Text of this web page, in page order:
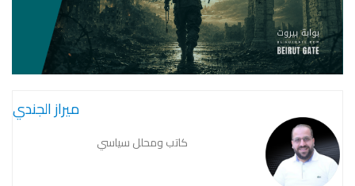
ميراز الجندي
كاتب ومحلل سياسي